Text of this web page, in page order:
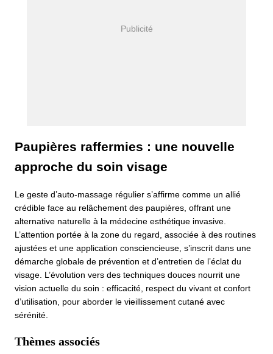
Paupières raffermies : une nouvelle
approche du soin visage
Le geste d’auto-massage régulier s’affirme comme un allié
crédible face au relâchement des paupières, offrant une
alternative naturelle à la médecine esthétique invasive.
L’attention portée à la zone du regard, associée à des routines
ajustées et une application consciencieuse, s’inscrit dans une
démarche globale de prévention et d’entretien de l’éclat du
visage. L’évolution vers des techniques douces nourrit une
vision actuelle du soin : efficacité, respect du vivant et confort
d’utilisation, pour aborder le vieillissement cutané avec
sérénité.
Thèmes associés